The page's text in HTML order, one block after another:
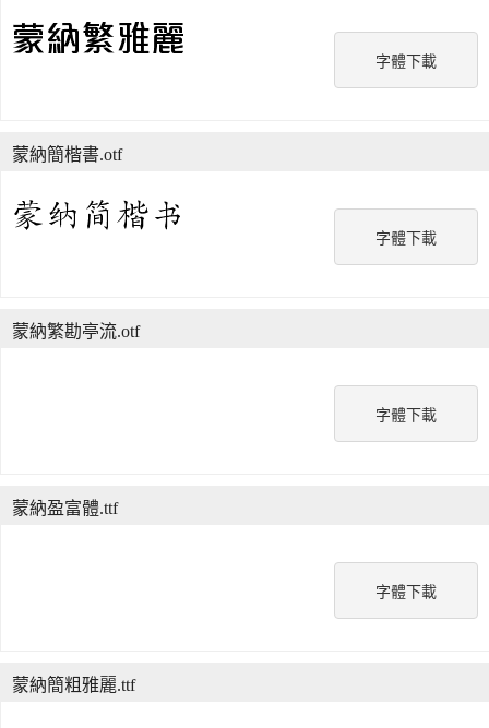
字體下載
字體下載
蒙納簡楷書.otf
字體下載
蒙納繁勘亭流.otf
字體下載
蒙納盈富體.ttf
蒙納簡粗雅麗.ttf